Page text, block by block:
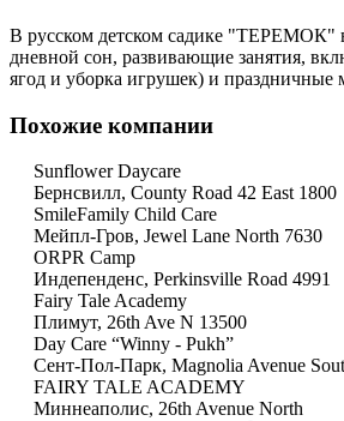
В русском детском садике "ТЕРЕМОК"
дневной сон, развивающие занятия,
ягод и уборка игрушек) и праздничные
Похожие компании
Sunflower Daycare
Бернсвилл, County Road 42 East 1800
SmileFamily Child Care
Мейпл-Гров, Jewel Lane North 7630
ORPR Camp
Индепенденс, Perkinsville Road 4991
Fairy Tale Academy
Плимут, 26th Ave N 13500
Day Care “Winny - Pukh”
Сент-Пол-Парк, Magnolia Avenue
FAIRY TALE ACADEMY
Миннеаполис, 26th Avenue North